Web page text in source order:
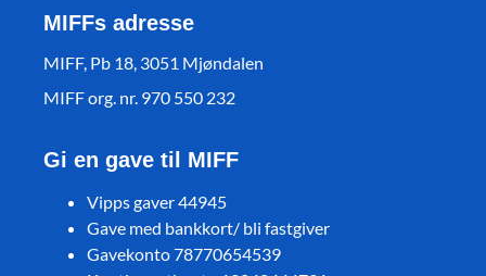
MIFFs adresse
MIFF, Pb 18, 3051 Mjøndalen
MIFF org. nr. 970 550 232
Gi en gave til MIFF
Vipps gaver 44945
Gave med bankkort/ bli fastgiver
Gavekonto 78770654539